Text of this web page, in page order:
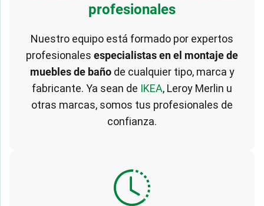
profesionales
Nuestro equipo está formado por expertos
profesionales especialistas en el montaje de
muebles de bañode cualquier tipo, marca y
fabricante. Ya sean de IKEA, Leroy Merlin u
otras marcas, somos tus profesionales de
confianza.